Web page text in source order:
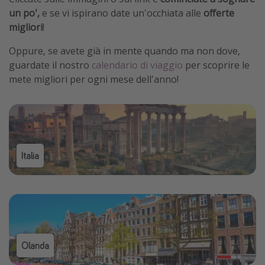
Vacanze con bambini
Vacanze al mare
Viaggi per single
Altri argomenti
Travel magazine
Calendario di viaggio
Festività del 2026
Città più visitate
un po', e se vi ispirano date un'occhiata alle offerte
migliori!
Oppure, se avete già in mente quando ma non dove,
guardate il nostro calendario di viaggio per scoprire le
mete migliori per ogni mese dell'anno!
Italia
Olanda